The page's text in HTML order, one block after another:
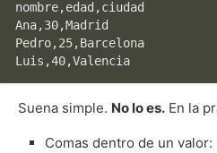
nombre,edad,ciudad
Ana,30,Madrid
Pedro,25,Barcelona
Suena simple. No lo es. En la
Comas dentro de un valor: